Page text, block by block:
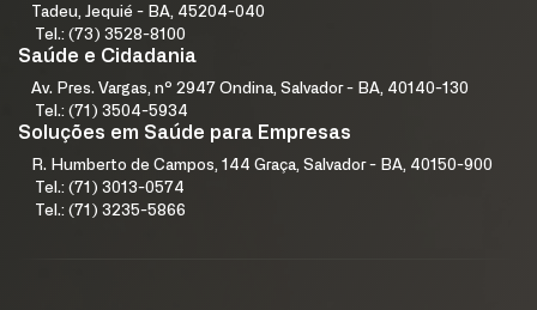
Tadeu, Jequié - BA, 45204-040
Tel.: (73) 3528-8100
Saúde e Cidadania
Av. Pres. Vargas, nº 2947 Ondina, Salvador - BA, 40140-130
Tel.: (71) 3504-5934
Soluções em Saúde para Empresas
R. Humberto de Campos, 144 Graça, Salvador - BA, 40150-900
Tel.: (71) 3013-0574
Tel.: (71) 3235-5866